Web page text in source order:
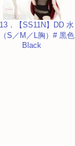
．【SS11N】DD 水
S／M／L胸）# 黒色
Black